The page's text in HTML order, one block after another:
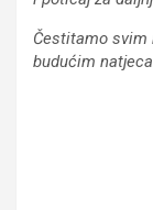
Čestitamo svim
budućim